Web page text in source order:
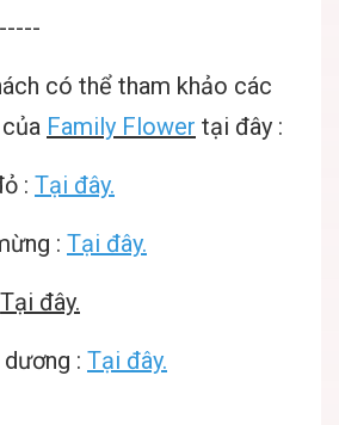
có thể tham khảo các
Family Flower tại đây :
: Tại đây.
: Tại đây.
Tại đây.
: Tại đây.